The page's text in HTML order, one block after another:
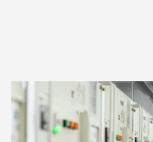
Energia
eólica
Excelência
Sistemas
de
relés
e
produtos
técnicos
Reparos
de
automação
Encontre